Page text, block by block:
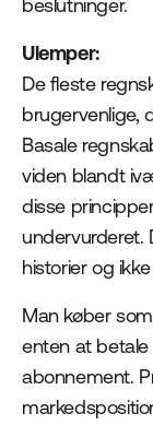
beslutninger.
Ulemper:
De fleste
brugervenlige,
Basale
viden blandt
disse
undervurderet.
historier og
Man køber
enten at
abonnement.